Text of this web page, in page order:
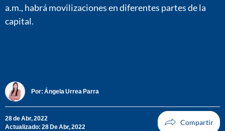
a.m., habrá movilizaciones en diferentes partes de la
capital.
Por: Ángela Urrea Parra
28 de Abr, 2022
Actualizado: 28 De Abr, 2022